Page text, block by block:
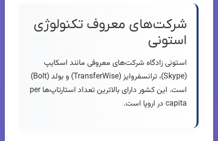
شرکت‌های معروف تکنولوژی
استونی
استونی زادگاه شرکت‌های معروفی مانند اسکایپ
(Skype)، ترانسفروایز (TransferWise) و بولد (Bolt)
است. این کشور دارای بالاترین تعداد استارتاپ‌ها per
capita در اروپا است.